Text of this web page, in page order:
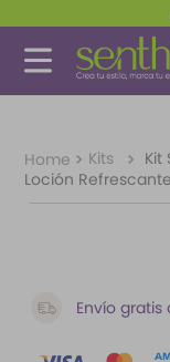
Kits
Kit
Loción
Envío gratis
TÉRMINOS
1.
perfume
5.
iconic
6.
mantequilla